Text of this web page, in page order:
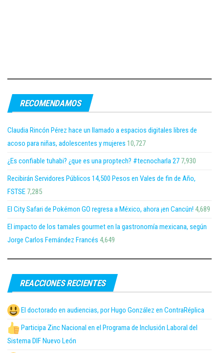
RECOMENDAMOS
Claudia Rincón Pérez hace un llamado a espacios digitales libres de
acoso para niñas, adolescentes y mujeres 10,727
¿Es confiable tuhabi? ¿que es una proptech? #tecnocharla 27 7,930
Recibirán Servidores Públicos 14,500 Pesos en Vales de fin de Año,
FSTSE 7,285
El City Safari de Pokémon GO regresa a México, ahora ¡en Cancún! 4,689
El impacto de los tamales gourmet en la gastronomía mexicana, según
Jorge Carlos Fernández Francés 4,649
REACCIONES RECIENTES
El doctorado en audiencias, por Hugo González en ContraRéplica
Participa Zinc Nacional en el Programa de Inclusión Laboral del
Sistema DIF Nuevo León